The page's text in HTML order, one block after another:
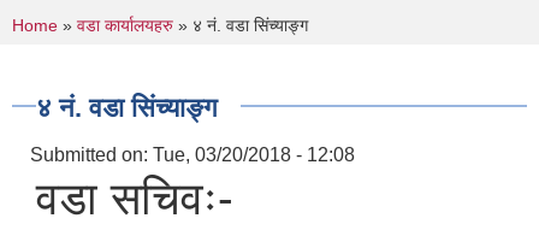
You are here
Home » वडा कार्यालयहरु » ४ नं. वडा सिंच्याङ्ग
४ नं. वडा सिंच्याङ्ग
Submitted on: Tue, 03/20/2018 - 12:08
वडा सचिवः-